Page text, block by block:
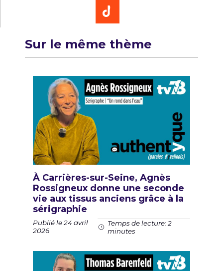
Sur le même thème
À Carrières-sur-Seine, Agnès
Rossigneux donne une seconde
vie aux tissus anciens grâce à la
sérigraphie
Publié le 24 avril
2026
Temps de lecture: 2
minutes